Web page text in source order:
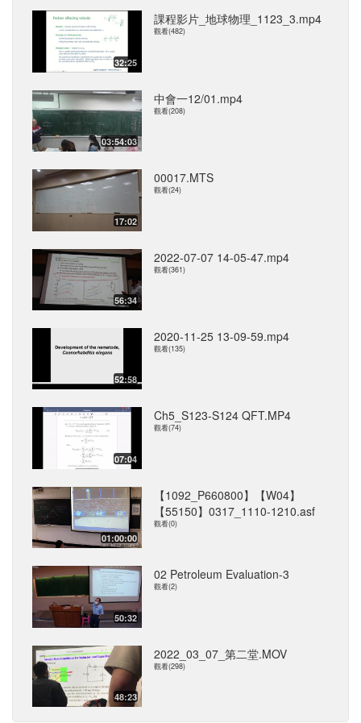
32:25
課程影片_地球物理_1123_3.mp4
觀看(482)
03:54:03
中會一12/01.mp4
觀看(208)
17:02
00017.MTS
觀看(24)
56:34
2022-07-07 14-05-47.mp4
觀看(361)
52:58
2020-11-25 13-09-59.mp4
觀看(135)
07:04
Ch5_S123-S124 QFT.MP4
觀看(74)
01:00:00
【1092_P660800】【W04】
【55150】0317_1110-1210.asf
觀看(0)
50:32
02 Petroleum Evaluation-3
觀看(2)
48:23
2022_03_07_第二堂.MOV
觀看(298)